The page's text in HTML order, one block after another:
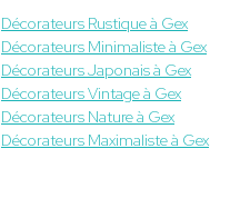
Décorateurs Rustique à Gex
Décorateurs Minimaliste à Gex
Décorateurs Japonais à Gex
Décorateurs Vintage à Gex
Décorateurs Nature à Gex
Décorateurs Maximaliste à Gex